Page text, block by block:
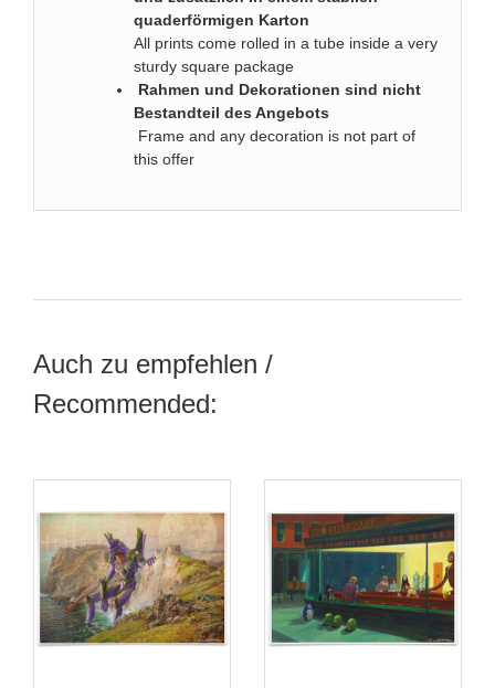
quaderförmigen Karton
All prints come rolled in a tube inside a very
sturdy square package
Rahmen und Dekorationen sind nicht
Bestandteil des Angebots
Frame and any decoration is not part of
this offer
Auch zu empfehlen /
Recommended: